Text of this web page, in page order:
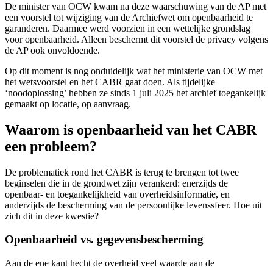
De minister van OCW kwam na deze waarschuwing van de AP met
een voorstel tot wijziging van de Archiefwet om openbaarheid te
garanderen. Daarmee werd voorzien in een wettelijke grondslag
voor openbaarheid. Alleen beschermt dit voorstel de privacy volgens
de AP ook onvoldoende.
Op dit moment is nog onduidelijk wat het ministerie van OCW met
het wetsvoorstel en het CABR gaat doen. Als tijdelijke
‘noodoplossing’ hebben ze sinds 1 juli 2025 het archief toegankelijk
gemaakt op locatie, op aanvraag.
Waarom is openbaarheid van het CABR
een probleem?
De problematiek rond het CABR is terug te brengen tot twee
beginselen die in de grondwet zijn verankerd: enerzijds de
openbaar- en toegankelijkheid van overheidsinformatie, en
anderzijds de bescherming van de persoonlijke levenssfeer. Hoe uit
zich dit in deze kwestie?
Openbaarheid vs. gegevensbescherming
Aan de ene kant hecht de overheid veel waarde aan de